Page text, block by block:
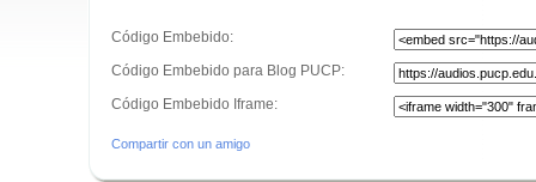
Código Embebido:
Código Embebido para Blog PUCP:
Código Embebido Iframe:
Compartir con un amigo